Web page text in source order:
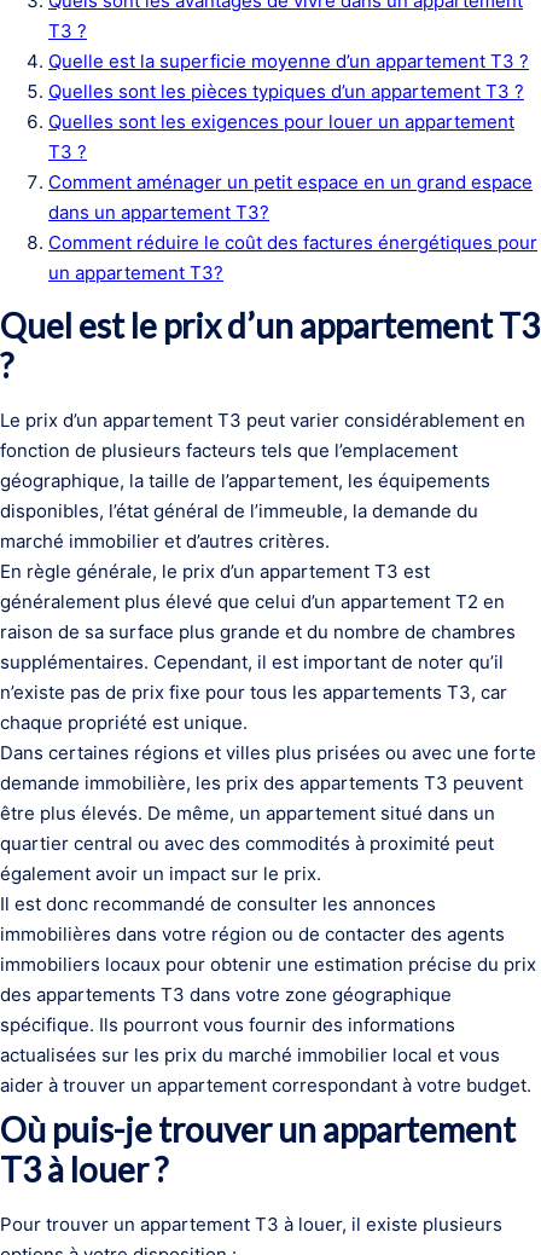
T3 ?
Quelle est la superficie moyenne d’un appartement T3 ?
Quelles sont les pièces typiques d’un appartement T3 ?
Quelles sont les exigences pour louer un appartement
T3 ?
Comment aménager un petit espace en un grand espace
dans un appartement T3?
Comment réduire le coût des factures énergétiques pour
un appartement T3?
Quel est le prix d’un appartement T3
?
Le prix d’un appartement T3 peut varier considérablement en
fonction de plusieurs facteurs tels que l’emplacement
géographique, la taille de l’appartement, les équipements
disponibles, l’état général de l’immeuble, la demande du
marché immobilier et d’autres critères.
En règle générale, le prix d’un appartement T3 est
généralement plus élevé que celui d’un appartement T2 en
raison de sa surface plus grande et du nombre de chambres
supplémentaires. Cependant, il est important de noter qu’il
n’existe pas de prix fixe pour tous les appartements T3, car
chaque propriété est unique.
Dans certaines régions et villes plus prisées ou avec une forte
demande immobilière, les prix des appartements T3 peuvent
être plus élevés. De même, un appartement situé dans un
quartier central ou avec des commodités à proximité peut
également avoir un impact sur le prix.
Il est donc recommandé de consulter les annonces
immobilières dans votre région ou de contacter des agents
immobiliers locaux pour obtenir une estimation précise du prix
des appartements T3 dans votre zone géographique
spécifique. Ils pourront vous fournir des informations
actualisées sur les prix du marché immobilier local et vous
aider à trouver un appartement correspondant à votre budget.
Où puis-je trouver un appartement
T3 à louer ?
Pour trouver un appartement T3 à louer, il existe plusieurs